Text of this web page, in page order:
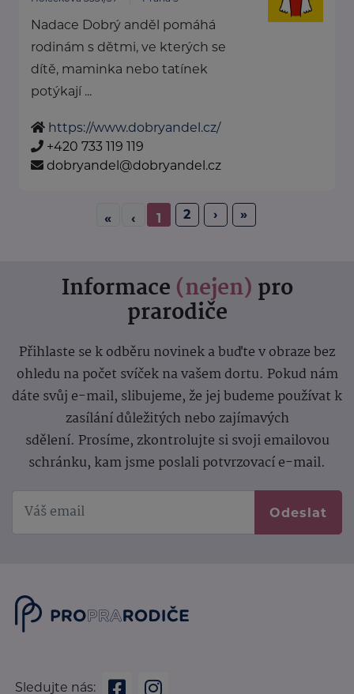
Nadace Dobrý anděl pomáhá
rodinám s dětmi, ve kterých se
dítě, maminka nebo tatínek
potýkají ...
https://www.dobryandel.cz/
+420 733 119 119
dobryandel@dobryandel.cz
« ‹ 1 2 › »
Informace (nejen) pro
prarodiče
Přihlaste se k odběru novinek a buďte v obraze bez
ohledu na počet svíček na vašem dortu. Pokud nám
dáte svůj e-mail, slibujeme, že jej budeme používat k
zasílání důležitých nebo zajímavých
sdělení. Prosíme, zkontrolujte si svoji emailovou
schránku, kam jsme poslali potvrzovací e-mail.
Odeslat
Sledujte nás: